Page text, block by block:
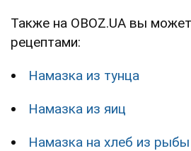
Также на OBOZ.UA вы
рецептами:
Намазка из тунца
Намазка из яиц
Намазка на хлеб из